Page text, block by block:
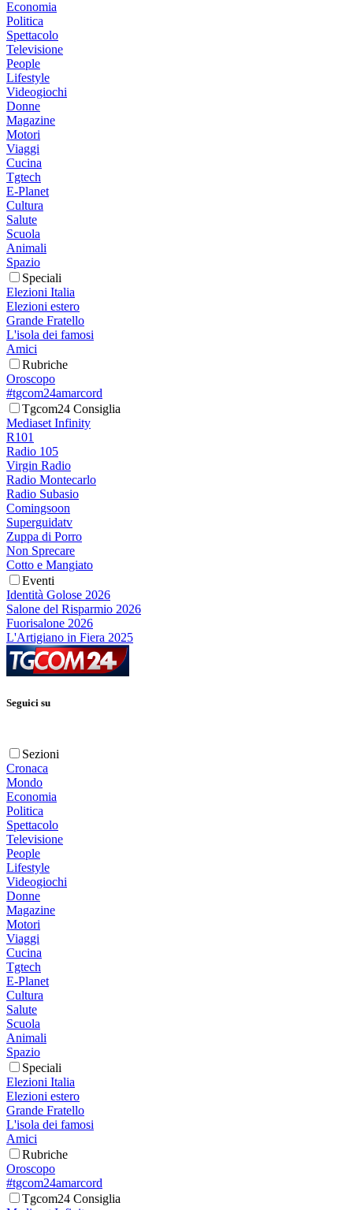
Economia
Politica
Spettacolo
Televisione
People
Lifestyle
Videogiochi
Donne
Magazine
Motori
Viaggi
Cucina
Tgtech
E-Planet
Cultura
Salute
Scuola
Animali
Spazio
Speciali
Elezioni Italia
Elezioni estero
Grande Fratello
L'isola dei famosi
Amici
Rubriche
Oroscopo
#tgcom24amarcord
Tgcom24 Consiglia
Mediaset Infinity
R101
Radio 105
Virgin Radio
Radio Montecarlo
Radio Subasio
Comingsoon
Superguidatv
Zuppa di Porro
Non Sprecare
Cotto e Mangiato
Eventi
Identità Golose 2026
Salone del Risparmio 2026
Fuorisalone 2026
L'Artigiano in Fiera 2025
Seguici su
Sezioni
Cronaca
Mondo
Economia
Politica
Spettacolo
Televisione
People
Lifestyle
Videogiochi
Donne
Magazine
Motori
Viaggi
Cucina
Tgtech
E-Planet
Cultura
Salute
Scuola
Animali
Spazio
Speciali
Elezioni Italia
Elezioni estero
Grande Fratello
L'isola dei famosi
Amici
Rubriche
Oroscopo
#tgcom24amarcord
Tgcom24 Consiglia